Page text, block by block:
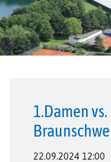
1.Damen
22.09.2024 12:00